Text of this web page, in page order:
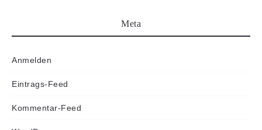
Meta
Anmelden
Eintrags-Feed
Kommentar-Feed